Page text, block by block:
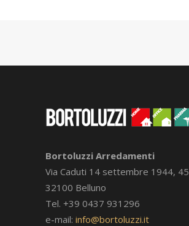
Bortoluzzi Arredamenti
Via Caduti 14 settembre 1944, 45
32100 Belluno
Tel. +39 0437 931296
e-mail: info@bortoluzzi.it